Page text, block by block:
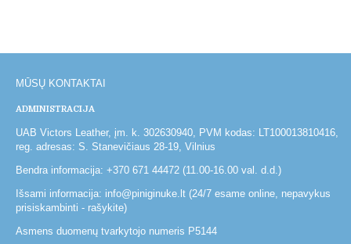
MŪSŲ KONTAKTAI
ADMINISTRACIJA
UAB Victors Leather, įm. k. 302630940, PVM kodas: LT100013810416,
reg. adresas: S. Stanevičiaus 28-19, Vilnius
Bendra informacija: +370 671 44472 (11.00-16.00 val. d.d.)
Išsami informacija: info@piniginuke.lt (24/7 esame online, nepavykus
prisiskambinti - rašykite)
Asmens duomenų tvarkytojo numeris P5144